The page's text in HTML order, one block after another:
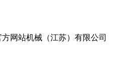
方网站机械（江苏）有限公司